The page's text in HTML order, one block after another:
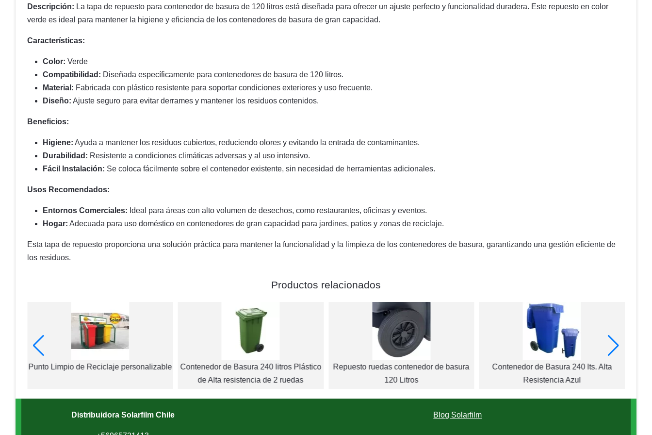
Descripción: La tapa de repuesto para contenedor de basura de 120 litros está diseñada para ofrecer un ajuste perfecto y funcionalidad duradera. Este repuesto en color
verde es ideal para mantener la higiene y eficiencia de los contenedores de basura de gran capacidad.
Características:
Color: Verde
Compatibilidad: Diseñada específicamente para contenedores de basura de 120 litros.
Material: Fabricada con plástico resistente para soportar condiciones exteriores y uso frecuente.
Diseño: Ajuste seguro para evitar derrames y mantener los residuos contenidos.
Beneficios:
Higiene: Ayuda a mantener los residuos cubiertos, reduciendo olores y evitando la entrada de contaminantes.
Durabilidad: Resistente a condiciones climáticas adversas y al uso intensivo.
Fácil Instalación: Se coloca fácilmente sobre el contenedor existente, sin necesidad de herramientas adicionales.
Usos Recomendados:
Entornos Comerciales: Ideal para áreas con alto volumen de desechos, como restaurantes, oficinas y eventos.
Hogar: Adecuada para uso doméstico en contenedores de gran capacidad para jardines, patios y zonas de reciclaje.
Esta tapa de repuesto proporciona una solución práctica para mantener la funcionalidad y la limpieza de los contenedores de basura, garantizando una gestión eficiente de
los residuos.
Productos relacionados
Punto Limpio de Reciclaje personalizable
Contenedor de Basura 240 litros Plástico
de Alta resistencia de 2 ruedas
Repuesto ruedas contenedor de basura
120 Litros
Contenedor de Basura 240 lts. Alta
Resistencia Azul
Distribuidora Solarfilm Chile Blog Solarfilm